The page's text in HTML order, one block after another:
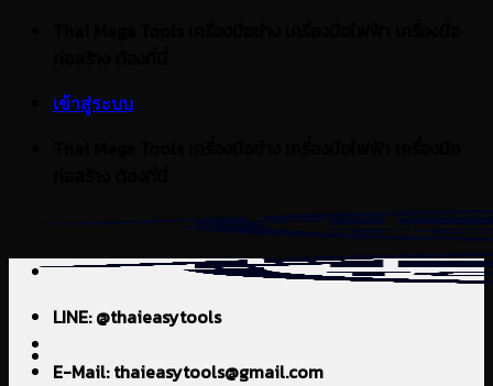
เข้าสู่ระบบ
LINE: @thaieasytools
E-Mail: thaieasytools@gmail.com